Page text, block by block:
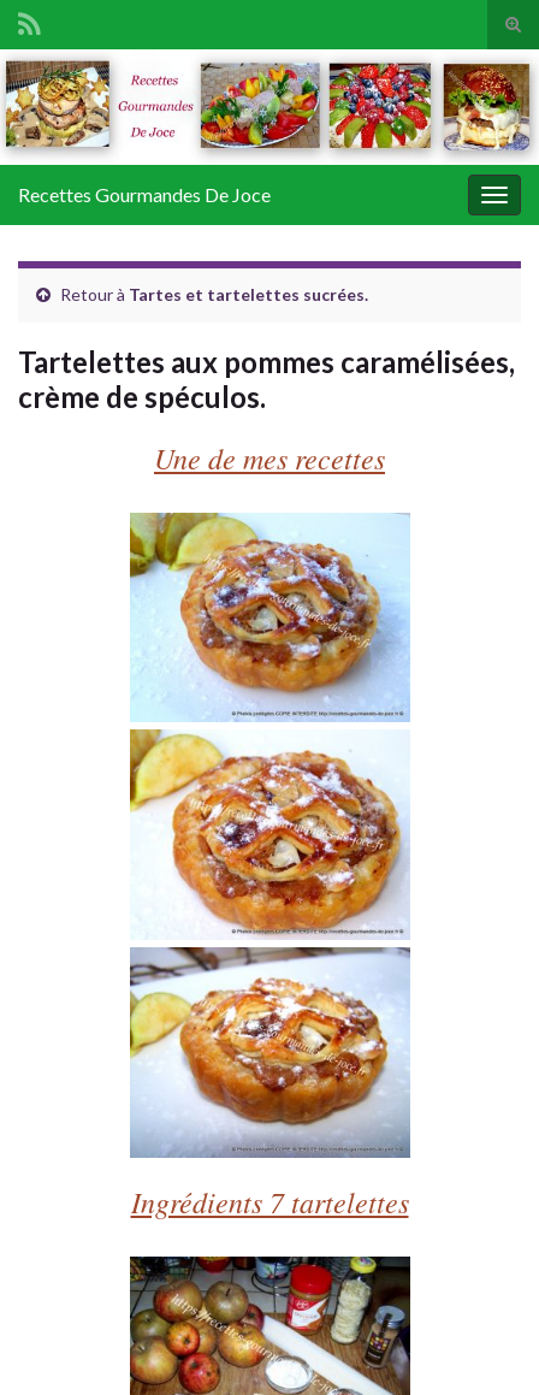
Search for:
Recettes Gourmandes De Joce
Retour à Tartes et tartelettes sucrées.
Tartelettes aux pommes caramélisées,
crème de spéculos.
Une de mes recettes
Ingrédients 7 tartelettes